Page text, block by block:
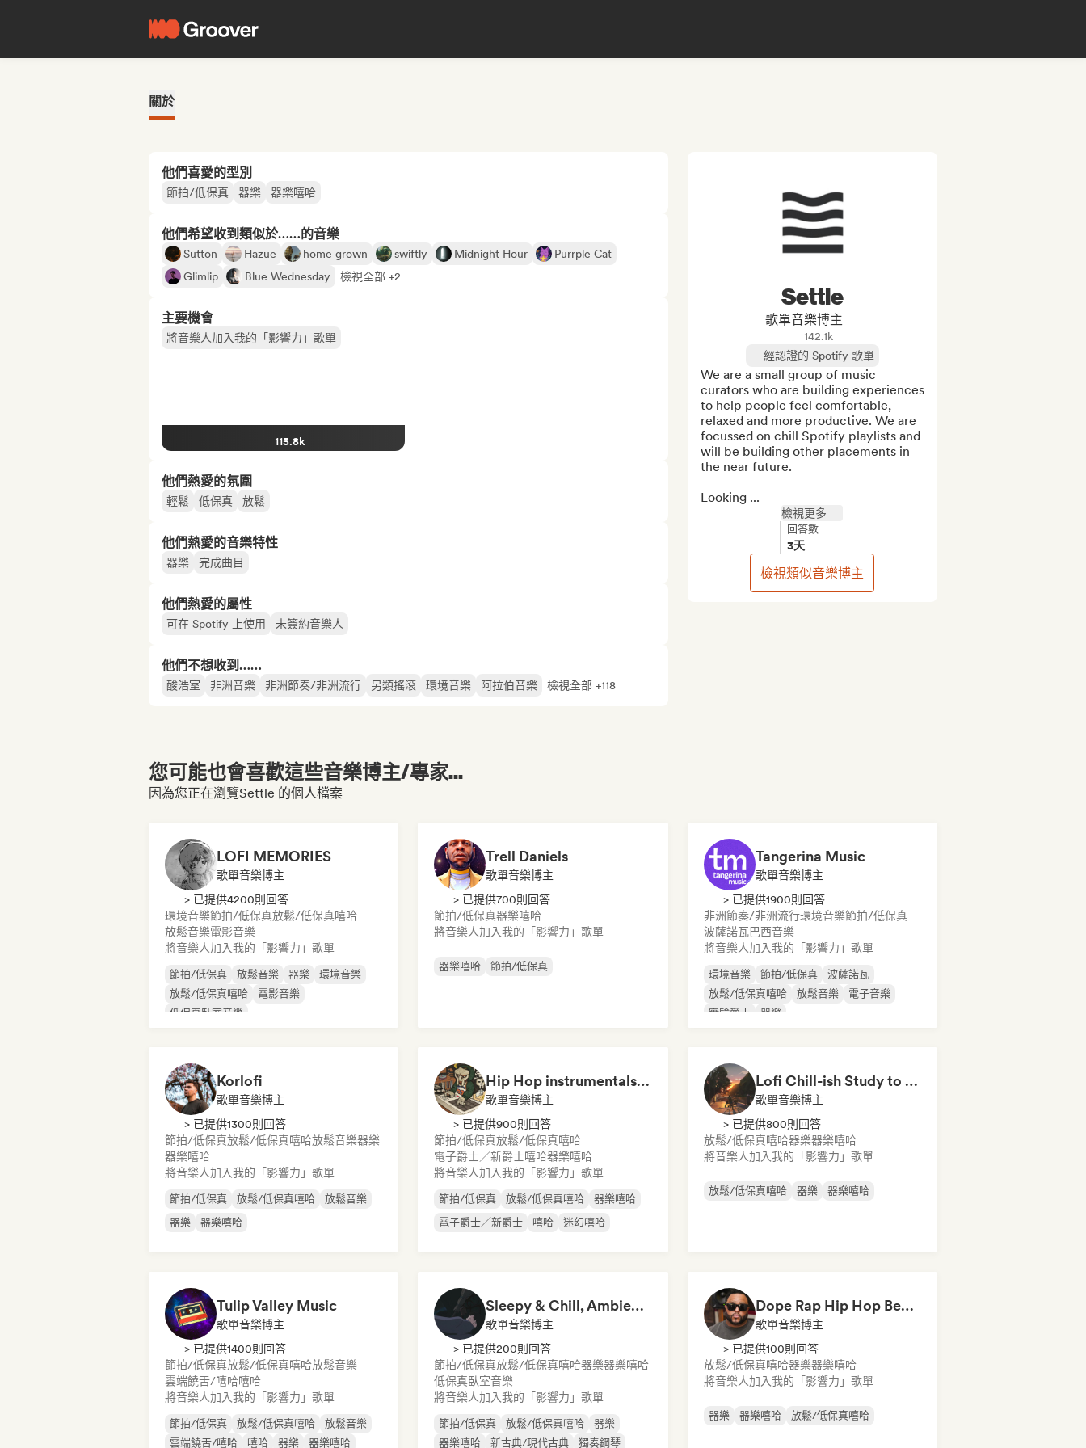
關於
他們喜愛的型別
節拍/低保真 器樂 器樂嘻哈
他們希望收到類似於……的音樂
Sutton Hazue home grown swiftly Midnight Hour
Purrple Cat
Glimlip
Blue Wednesday 檢視全部 +2
主要機會
將音樂人加入我的「影響力」歌單
115.8k
他們熱愛的氛圍
輕鬆 低保真 放鬆
他們熱愛的音樂特性
器樂 完成曲目
他們熱愛的屬性
可在 Spotify 上使用 未簽約音樂人
他們不想收到……
酸浩室 非洲音樂 非洲節奏/非洲流行 另類搖滾 環境音樂 阿拉伯音樂 檢視全部 +118
Settle
歌單音樂博主
142.1k
經認證的 Spotify 歌單
We are a small group of music
curators who are building experiences
to help people feel comfortable,
relaxed and more productive. We are
focussed on chill Spotify playlists and
will be building other placements in
the near future.
Looking ...
檢視更多
回答數
3天
檢視類似音樂博主
您可能也會喜歡這些音樂博主/專家...
因為您正在瀏覽Settle 的個人檔案
LOFI MEMORIES
歌單音樂博主
> 已提供4200則回答
環境音樂節拍/低保真放鬆/低保真嘻哈
放鬆音樂電影音樂
將音樂人加入我的「影響力」歌單
節拍/低保真 放鬆音樂 器樂
環境音樂
放鬆/低保真嘻哈
電影音樂
低保真臥室音樂
Trell Daniels
歌單音樂博主
> 已提供700則回答
節拍/低保真器樂嘻哈
將音樂人加入我的「影響力」歌單
器樂嘻哈 節拍/低保真
Tangerina Music
歌單音樂博主
> 已提供1900則回答
非洲節奏/非洲流行環境音樂節拍/低保真
波薩諾瓦巴西音樂
將音樂人加入我的「影響力」歌單
環境音樂 節拍/低保真
波薩諾瓦
放鬆/低保真嘻哈
放鬆音樂
電子音樂
實驗爵士
器樂
Korlofi
歌單音樂博主
> 已提供1300則回答
節拍/低保真放鬆/低保真嘻哈放鬆音樂器樂
器樂嘻哈
將音樂人加入我的「影響力」歌單
節拍/低保真 放鬆/低保真嘻哈
放鬆音樂
器樂
器樂嘻哈
Hip Hop instrumentals - Underground boombap & Lo Fi Hip Hop (by Snaap)
歌單音樂博主
> 已提供900則回答
節拍/低保真放鬆/低保真嘻哈
電子爵士／新爵士嘻哈器樂嘻哈
將音樂人加入我的「影響力」歌單
節拍/低保真 放鬆/低保真嘻哈
器樂嘻哈
電子爵士／新爵士
嘻哈 迷幻嘻哈
Lofi Chill-ish Study to Beats Playlist
歌單音樂博主
> 已提供800則回答
放鬆/低保真嘻哈器樂器樂嘻哈
將音樂人加入我的「影響力」歌單
放鬆/低保真嘻哈 器樂 器樂嘻哈
Tulip Valley Music
歌單音樂博主
> 已提供1400則回答
節拍/低保真放鬆/低保真嘻哈放鬆音樂
雲端饒舌/嘻哈嘻哈
將音樂人加入我的「影響力」歌單
節拍/低保真 放鬆/低保真嘻哈
放鬆音樂
雲端饒舌/嘻哈
嘻哈 器樂 器樂嘻哈
Sleepy & Chill, Ambient Dreams
歌單音樂博主
> 已提供200則回答
節拍/低保真放鬆/低保真嘻哈器樂器樂嘻哈
低保真臥室音樂
將音樂人加入我的「影響力」歌單
節拍/低保真 放鬆/低保真嘻哈
器樂
器樂嘻哈
新古典/現代古典 獨奏鋼琴
Dope Rap Hip Hop Beats by 4kvbeats
歌單音樂博主
> 已提供100則回答
放鬆/低保真嘻哈器樂器樂嘻哈
將音樂人加入我的「影響力」歌單
器樂 器樂嘻哈 放鬆/低保真嘻哈